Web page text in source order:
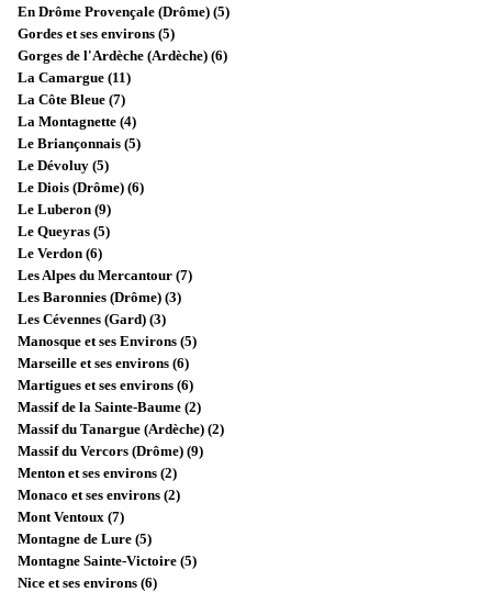
En Drôme Provençale (Drôme) (5)
Gordes et ses environs (5)
Gorges de l'Ardèche (Ardèche) (6)
La Camargue (11)
La Côte Bleue (7)
La Montagnette (4)
Le Briançonnais (5)
Le Dévoluy (5)
Le Diois (Drôme) (6)
Le Luberon (9)
Le Queyras (5)
Le Verdon (6)
Les Alpes du Mercantour (7)
Les Baronnies (Drôme) (3)
Les Cévennes (Gard) (3)
Manosque et ses Environs (5)
Marseille et ses environs (6)
Martigues et ses environs (6)
Massif de la Sainte-Baume (2)
Massif du Tanargue (Ardèche) (2)
Massif du Vercors (Drôme) (9)
Menton et ses environs (2)
Monaco et ses environs (2)
Mont Ventoux (7)
Montagne de Lure (5)
Montagne Sainte-Victoire (5)
Nice et ses environs (6)